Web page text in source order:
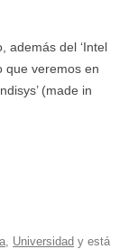
además del ‘Intel
que veremos en
(made in
Universidad y está